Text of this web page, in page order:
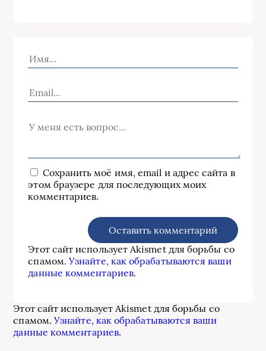
Сохранить моё имя, email и адрес сайта в
этом браузере для последующих моих
комментариев.
Этот сайт использует Akismet для борьбы со
спамом.Узнайте, как обрабатываются ваши
данные комментариев.
Этот сайт использует Akismet для борьбы со
спамом.Узнайте, как обрабатываются ваши
данные комментариев.